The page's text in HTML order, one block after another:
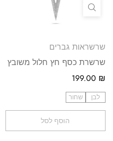
שרשראות גברים
שרשרת כסף חץ חלול משובץ
199.00 ₪
לבן שחור
הוסף לסל